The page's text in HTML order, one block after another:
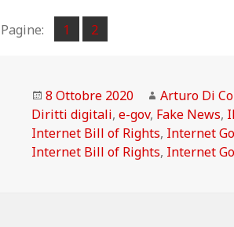
Pagine: Pagina
1 ,
Pagina
2
Scritto
il
8 Ottobre 2020 Autore
Arturo Di
Diritti digitali,e-gov, Fake News,
Internet Bill of Rights, Internet
Internet Bill of Rights, Internet